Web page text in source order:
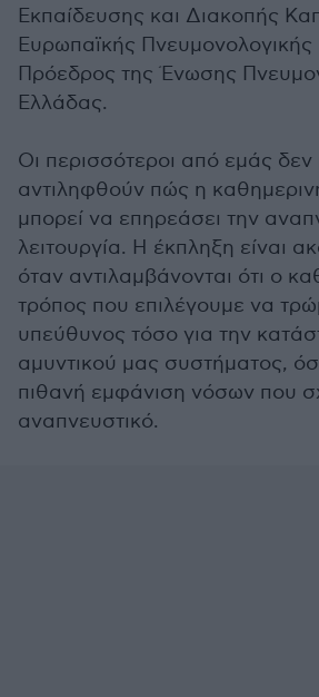
Εκπαίδευσης και Διακοπής
Ευρωπαϊκής Πνευμονολογικής
Πρόεδρος της Ένωσης
Ελλάδας.
Οι περισσότεροι από εμάς
αντιληφθούν πώς η
μπορεί να επηρεάσει την
λειτουργία. Η έκπληξη είναι
όταν αντιλαμβάνονται ότι ο
τρόπος που επιλέγουμε να
υπεύθυνος τόσο για την
αμυντικού μας συστήματος,
πιθανή εμφάνιση νόσων που
αναπνευστικό.